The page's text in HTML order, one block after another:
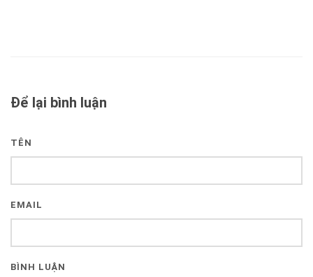
Để lại bình luận
TÊN
EMAIL
BÌNH LUẬN